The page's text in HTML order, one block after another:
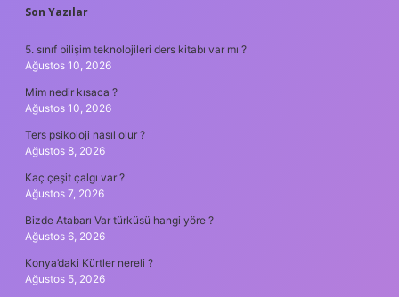
SIDEBAR
Son Yazılar
5. sınıf bilişim teknolojileri ders kitabı var mı ?
Ağustos 10, 2026
Mim nedir kısaca ?
Ağustos 10, 2026
Ters psikoloji nasıl olur ?
Ağustos 8, 2026
Kaç çeşit çalgı var ?
Ağustos 7, 2026
Bizde Atabarı Var türküsü hangi yöre ?
Ağustos 6, 2026
Konya’daki Kürtler nereli ?
Ağustos 5, 2026